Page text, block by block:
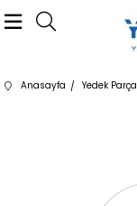
Anasayfa Yedek Parça